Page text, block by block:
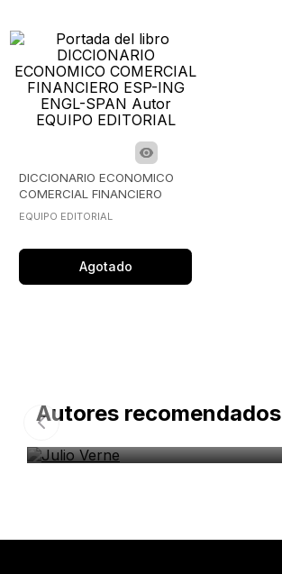
DICCIONARIO ECONOMICO
COMERCIAL FINANCIERO
ESP-ING ENGL-SPAN
EQUIPO EDITORIAL
Agotado
Autores recomendados